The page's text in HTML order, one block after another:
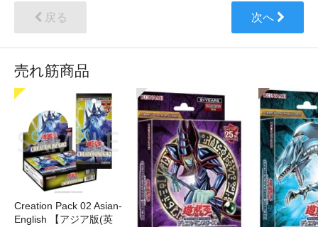
戻る 次へ
売れ筋商品
Creation Pack 02 Asian-
English 【アジア版(英